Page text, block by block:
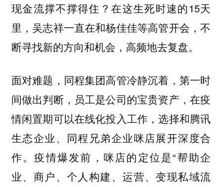
现金流撑不撑得住？在这生死时速的15天
里，吴志祥一直在和杨佳佳等高管开会，不
断寻找新的方向和机会，高频地去复盘。
面对难题，同程集团高管冷静沉着，第一时
间做出判断，员工是公司的宝贵资产，在疫
情闲置期可以在线化投入工作，选择和腾讯
生态企业、同程兄弟企业咪店展开深度合
作。疫情爆发前，咪店的定位是“帮助企
业、商户、个人构建、运营、变现私域流